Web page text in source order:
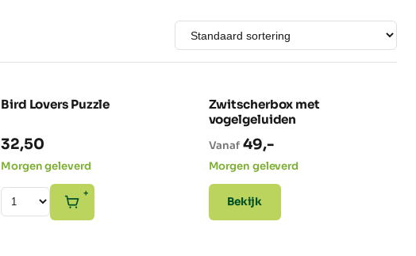
Bird Lovers Puzzle
32,50
Morgen geleverd
+
Zwitscherbox met
vogelgeluiden
Vanaf 49,-
Morgen geleverd
Bekijk